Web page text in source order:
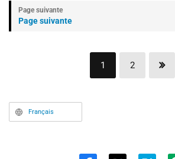
Page suivante
1 2
Français